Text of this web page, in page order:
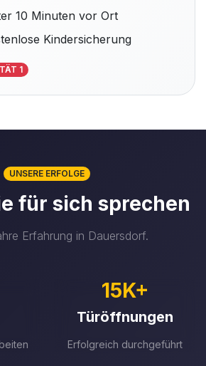
10 Minuten vor Ort
Kindersicherung
1
UNSERE ERFOLGE
für sich sprechen
Erfahrung in Dauersdorf.
15K+
Türöffnungen
Erfolgreich durchgeführt